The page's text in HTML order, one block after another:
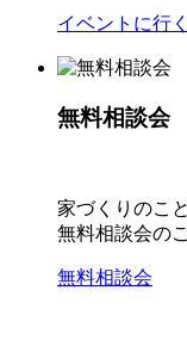
イベントに行く
無料相談会
家づくりのこ
無料相談会の
無料相談会